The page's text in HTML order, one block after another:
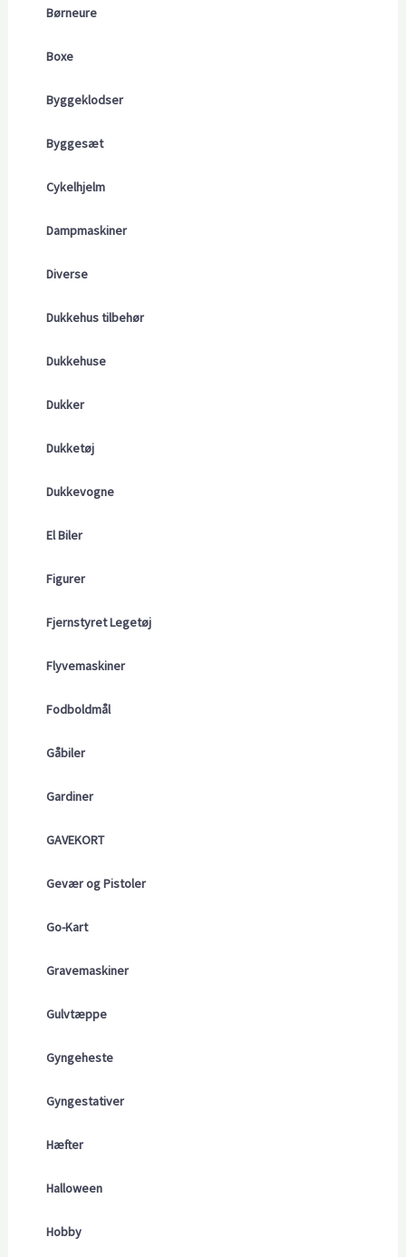
Børneure
Boxe
Byggeklodser
Byggesæt
Cykelhjelm
Dampmaskiner
Diverse
Dukkehus tilbehør
Dukkehuse
Dukker
Dukketøj
Dukkevogne
El Biler
Figurer
Fjernstyret Legetøj
Flyvemaskiner
Fodboldmål
Gåbiler
Gardiner
GAVEKORT
Gevær og Pistoler
Go-Kart
Gravemaskiner
Gulvtæppe
Gyngeheste
Gyngestativer
Hæfter
Halloween
Hobby